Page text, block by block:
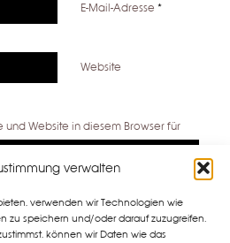
verwalten
verwenden wir Technologien wie
zu speichern und/oder darauf zuzugreifen.
können wir Daten wie das
E-Mail-Adresse *
Website
und Website in diesem Browser für
speichern.